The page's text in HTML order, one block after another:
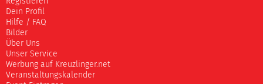
Dein Profil
Hilfe / FAQ
Bilder
Über Uns
Unser Service
Werbung auf Kreuzlinger.net
Veranstaltungskalender